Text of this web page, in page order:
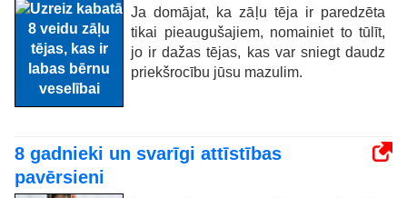
Ja domājat, ka zāļu tēja ir paredzēta
tikai pieaugušajiem, nomainiet to tūlīt,
jo ir dažas tējas, kas var sniegt daudz
priekšrocību jūsu mazulim.
8 gadnieki un svarīgi attīstības
pavērsieni